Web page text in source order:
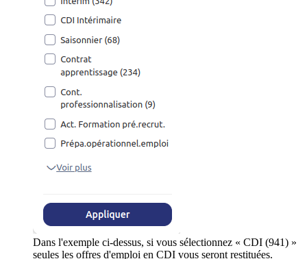
Dans l'exemple ci-dessus, si vous sélectionnez « CDI (941) »
seules les offres d'emploi en CDI vous seront restituées.